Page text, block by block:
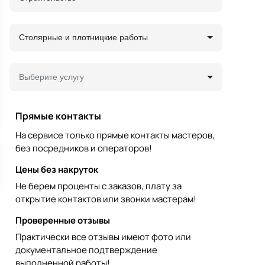
Столярные и плотницкие работы
Выберите услугу
Прямые контакты
На сервисе только прямые контакты мастеров,
без посредников и операторов!
Цены без накруток
Не берем проценты с заказов, плату за
открытие контактов или звонки мастерам!
Проверенные отзывы
Практически все отзывы имеют фото или
документальное подтверждение